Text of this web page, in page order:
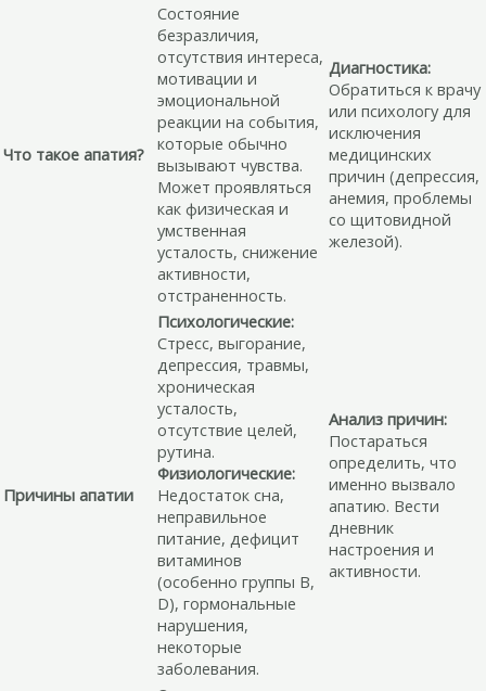
Что такое апатия?
Состояние
безразличия,
отсутствия интереса,
мотивации и
эмоциональной
реакции на события,
которые обычно
вызывают чувства.
Может проявляться
как физическая и
умственная
усталость, снижение
активности,
отстраненность.
Диагностика:
Обратиться к врачу
или психологу для
исключения
медицинских
причин (депрессия,
анемия, проблемы
со щитовидной
железой).
Причины апатии
Психологические:
Стресс, выгорание,
депрессия, травмы,
хроническая
усталость,
отсутствие целей,
рутина.
Физиологические:
Недостаток сна,
неправильное
питание, дефицит
витаминов
(особенно группы B,
D), гормональные
нарушения,
некоторые
заболевания.
Анализ причин:
Постараться
определить, что
именно вызвало
апатию. Вести
дневник
настроения и
активности.